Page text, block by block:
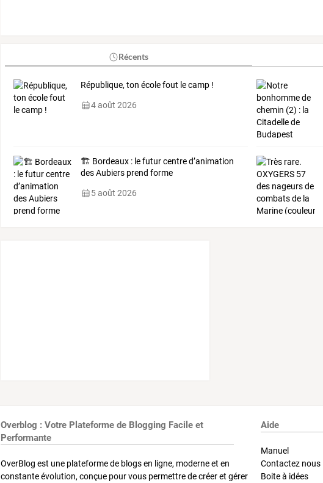
Récents
République, ton école fout le camp !
4 août 2026
🏗️ Bordeaux : le futur centre d’animation
des Aubiers prend forme
5 août 2026
Overblog : Votre Plateforme de Blogging Facile et
Performante
OverBlog est une plateforme de blogs en ligne, moderne et en
constante évolution, conçue pour vous permettre de créer et gérer
Aide
Manuel
Contactez nous
Boite à idées